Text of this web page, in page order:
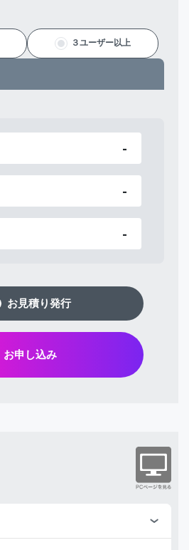
３ユーザー以上
-
-
-
お見積り発行
お申し込み